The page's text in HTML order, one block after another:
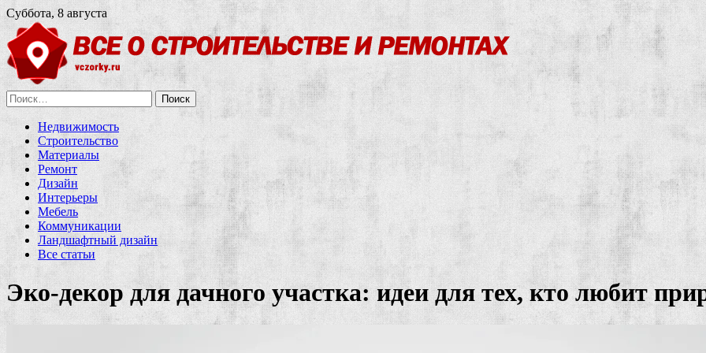
Суббота, 8 августа
Найти:
Недвижимость
Строительство
Материалы
Ремонт
Дизайн
Интерьеры
Мебель
Коммуникации
Ландшафтный дизайн
Все статьи
Эко-декор для дачного участка: идеи для тех, кто любит